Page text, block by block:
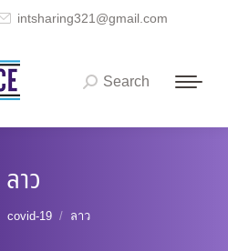
intsharing321@gmail.com
Search:
Search
ลาว
here:
covid-19 ลาว